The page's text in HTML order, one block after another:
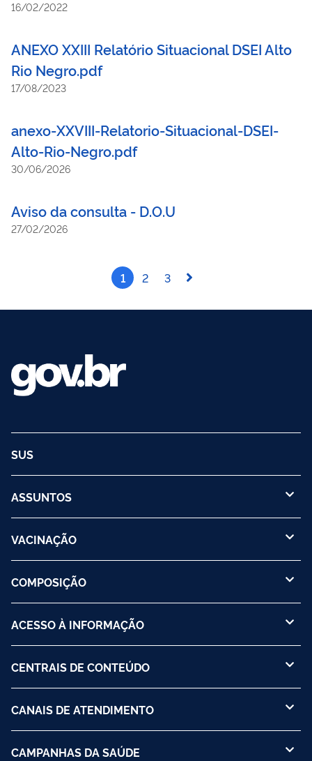
16/02/2022
ANEXO XXIII Relatório Situacional DSEI Alto
Rio Negro.pdf
17/08/2023
anexo-XXVIII-Relatorio-Situacional-DSEI-
Alto-Rio-Negro.pdf
30/06/2026
Aviso da consulta - D.O.U
27/02/2026
1 2 3
SUS
ASSUNTOS
VACINAÇÃO
COMPOSIÇÃO
ACESSO À INFORMAÇÃO
CENTRAIS DE CONTEÚDO
CANAIS DE ATENDIMENTO
CAMPANHAS DA SAÚDE